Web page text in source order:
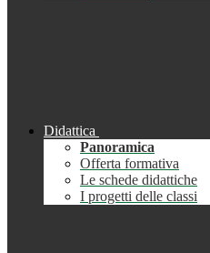
Didattica
Panoramica
Offerta formativa
Le schede didattiche
I progetti delle classi